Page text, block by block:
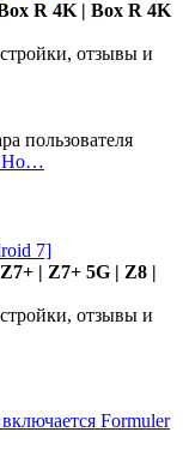
R 4K | Box R 4K
отзывы и
Ho…
7]
| Z7+ 5G | Z8 |
отзывы и
Formuler